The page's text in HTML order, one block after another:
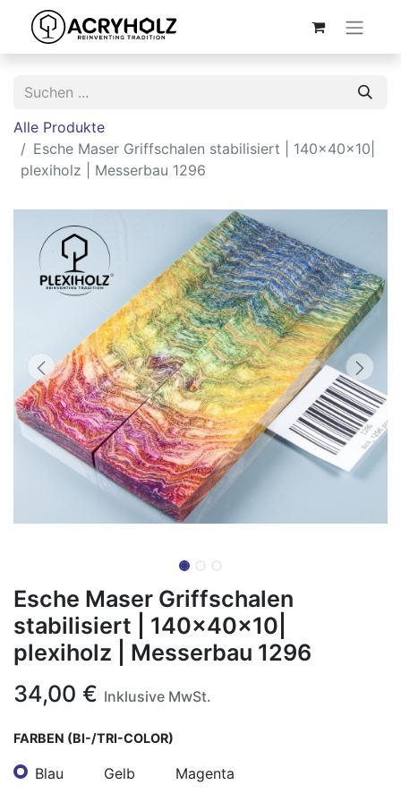
Alle Produkte
Esche Maser Griffschalen stabilisiert | 140x40x10|
plexiholz | Messerbau 1296
Esche Maser Griffschalen
stabilisiert | 140x40x10|
plexiholz | Messerbau 1296
34,00 € Inklusive MwSt.
FARBEN (BI-/TRI-COLOR)
Blau Gelb Magenta